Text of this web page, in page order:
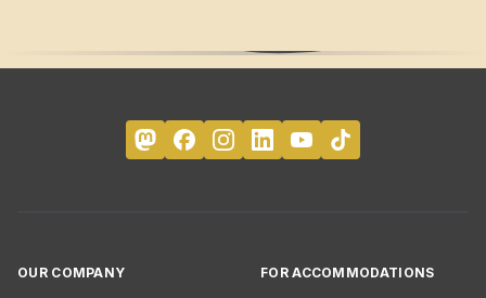
OUR COMPANY FOR ACCOMMODATIONS